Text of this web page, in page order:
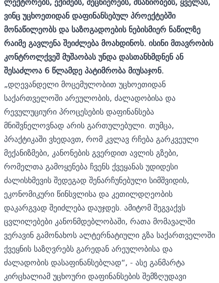
ვინც უცხოეთიდან დაფინანსებულ პროექტებში
მონაწილეობს და საზოგადოების ნებისმიერ ნაწილზე
რაიმე გავლენა შეიძლება მოახდინოს. ისინი მთავრობის
კონტროლქვეშ მუშაობას უნდა დასთანხმდნენ ან
შესაძლოა 6 წლამდე პატიმრობა მიუსაჯონ.
„დღევანდელი მოცემულობით უცხოეთიდან
საქართველოში არეულობის, ძალადობისა და
რევულუციური პროცესების დაფინანსება
მნიშვნელოვნად არის გართულებული. თუმცა,
პრაქტიკაში ვხედავთ, რომ კვლავ რჩება გარკვეული
მექანიზმები, კანონების გვერდით ავლის გზები,
რომელთა გამოყენება ჩვენს ქვეყანას უდიდესი
ძალისხმევის შედეგად შენარჩუნებული სიმშვიდის,
ეკონომიკური წინსვლისა და კეთილდღეობის
დაკარგვად შეიძლება დაუჯდეს. ამიტომ შეგვაქვს
ცვლილებები კანონმდებლობაში, რათა მომავალში
ვერავინ გამონახოს ალტერნატიული გზა საქართველოში
ქვეყნის საზღვრებს გარედან არეულობისა და
ძალადობის დასაფინანსებლად“, - ასე განმარტა
კირცხალიამ უცხოური დაფინანსების შემზღუდავი